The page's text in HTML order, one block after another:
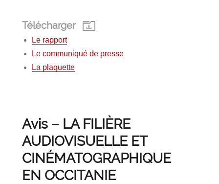
Télécharger
Le rapport
Le communiqué de presse
La plaquette
Avis – LA FILIÈRE
AUDIOVISUELLE ET
CINÉMATOGRAPHIQUE
EN OCCITANIE